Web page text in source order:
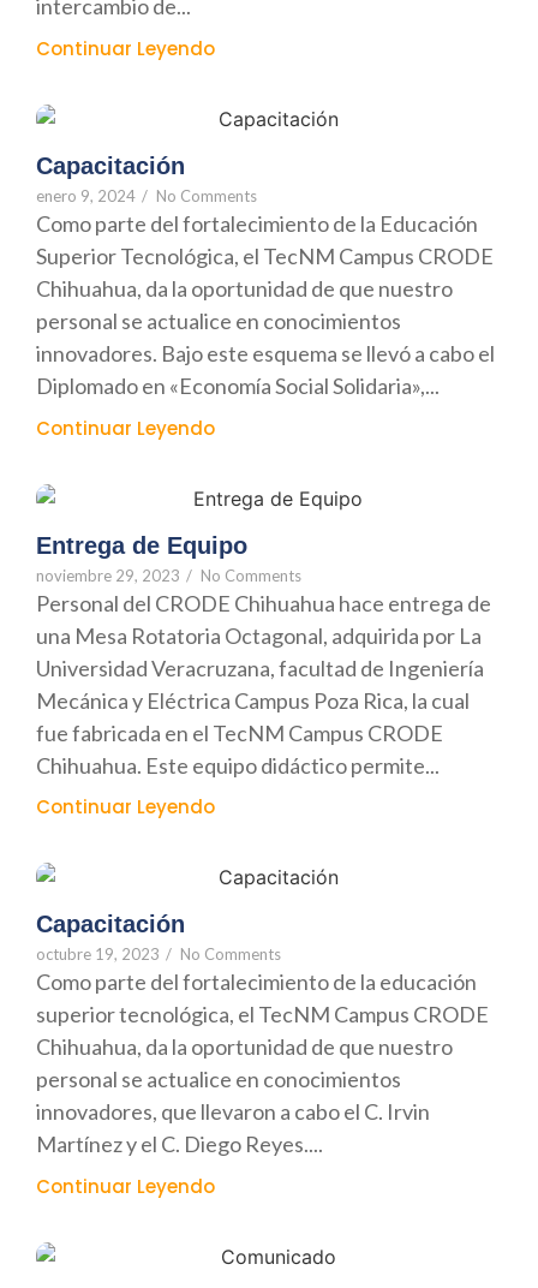
intercambio de...
Continuar Leyendo
Capacitación
enero 9, 2024 / No Comments
Como parte del fortalecimiento de la Educación
Superior Tecnológica, el TecNM Campus CRODE
Chihuahua, da la oportunidad de que nuestro
personal se actualice en conocimientos
innovadores. Bajo este esquema se llevó a cabo el
Diplomado en «Economía Social Solidaria»,...
Continuar Leyendo
Entrega de Equipo
noviembre 29, 2023 / No Comments
Personal del CRODE Chihuahua hace entrega de
una Mesa Rotatoria Octagonal, adquirida por La
Universidad Veracruzana, facultad de Ingeniería
Mecánica y Eléctrica Campus Poza Rica, la cual
fue fabricada en el TecNM Campus CRODE
Chihuahua. Este equipo didáctico permite...
Continuar Leyendo
Capacitación
octubre 19, 2023 / No Comments
Como parte del fortalecimiento de la educación
superior tecnológica, el TecNM Campus CRODE
Chihuahua, da la oportunidad de que nuestro
personal se actualice en conocimientos
innovadores, que llevaron a cabo el C. Irvin
Martínez y el C. Diego Reyes....
Continuar Leyendo